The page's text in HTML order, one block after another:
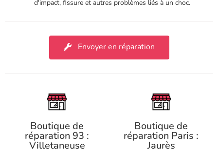
d'impact, fissure et autres problèmes liés à un choc.
Envoyer en réparation
Boutique de
réparation 93 :
Villetaneuse
Boutique de
réparation Paris :
Jaurès